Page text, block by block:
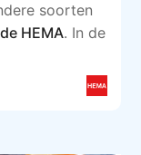
soorten
HEMA. In de